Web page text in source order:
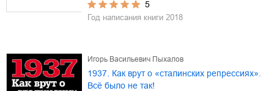
5
Год написания книги 2018
Игорь Васильевич Пыхалов
1937. Как врут о «сталинских репрессиях».
Всё было не так!